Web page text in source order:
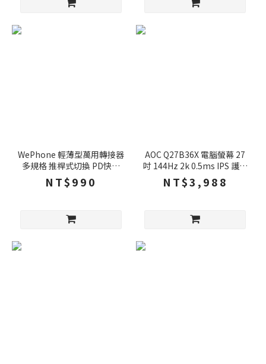
WePhone 輕薄型萬用轉接器
多規格 推桿式切換 PD快充
USB充電 國際轉接頭 摺疊插
頭 快充頭 轉接頭 充電頭
NT$990
AOC Q27B36X 電腦螢幕 27
吋 144Hz 2k 0.5ms IPS 護眼
螢幕 電競螢幕 液晶螢幕 螢幕
NT$3,988